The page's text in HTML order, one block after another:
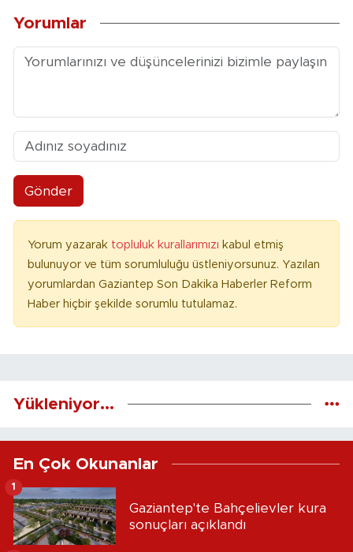
Yorumlar
Gönder
Yorum yazarak topluluk kurallarımızı kabul etmiş
bulunuyor ve tüm sorumluluğu üstleniyorsunuz. Yazılan
yorumlardan Gaziantep Son Dakika Haberler Reform
Haber hiçbir şekilde sorumlu tutulamaz.
Yükleniyor...
En Çok Okunanlar
Gaziantep'te Bahçelievler kura
sonuçları açıklandı
1